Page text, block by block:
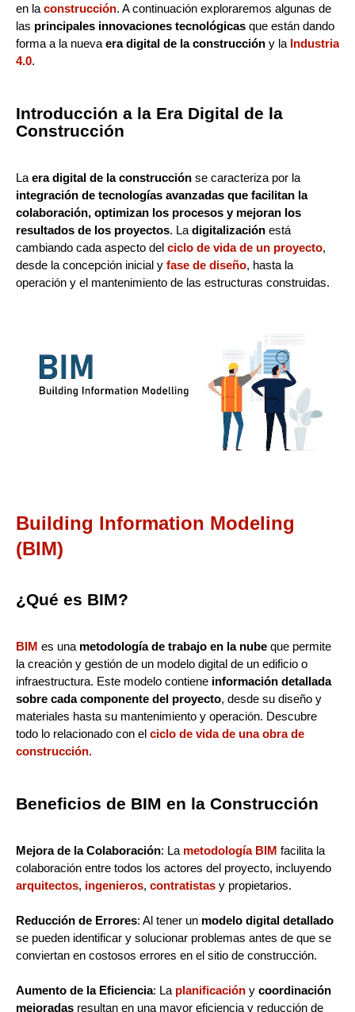
en la construcción. A continuación exploraremos algunas de
las principales innovaciones tecnológicas que están dando
forma a la nueva era digital de la construcción y la Industria
4.0.
Introducción a la Era Digital de la
Construcción
La era digital de la construcción se caracteriza por la
integración de tecnologías avanzadas que facilitan la
colaboración, optimizan los procesos y mejoran los
resultados de los proyectos. La digitalización está
cambiando cada aspecto del ciclo de vida de un proyecto,
desde la concepción inicial y fase de diseño, hasta la
operación y el mantenimiento de las estructuras construidas.
Building Information Modeling
(BIM)
¿Qué es BIM?
BIM es una metodología de trabajo en la nube que permite
la creación y gestión de un modelo digital de un edificio o
infraestructura. Este modelo contiene información detallada
sobre cada componente del proyecto, desde su diseño y
materiales hasta su mantenimiento y operación. Descubre
todo lo relacionado con el ciclo de vida de una obra de
construcción.
Beneficios de BIM en la Construcción
Mejora de la Colaboración: La metodología BIM facilita la
colaboración entre todos los actores del proyecto, incluyendo
arquitectos, ingenieros, contratistas y propietarios.
Reducción de Errores: Al tener un modelo digital detallado
se pueden identificar y solucionar problemas antes de que se
conviertan en costosos errores en el sitio de construcción.
Aumento de la Eficiencia: La planificación y coordinación
mejoradas resultan en una mayor eficiencia y reducción de